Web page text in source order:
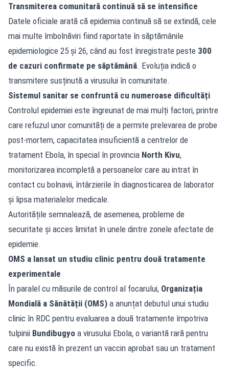
Transmiterea comunitară continuă să se intensifice
Datele oficiale arată că epidemia continuă să se extindă, cele
mai multe îmbolnăviri fiind raportate în săptămânile
epidemiologice 25 și 26, când au fost înregistrate peste 300
de cazuri confirmate pe săptămână. Evoluția indică o
transmitere susținută a virusului în comunitate.
Sistemul sanitar se confruntă cu numeroase dificultăți
Controlul epidemiei este îngreunat de mai mulți factori, printre
care refuzul unor comunități de a permite prelevarea de probe
post-mortem, capacitatea insuficientă a centrelor de
tratament Ebola, în special în provincia North Kivu,
monitorizarea incompletă a persoanelor care au intrat în
contact cu bolnavii, întârzierile în diagnosticarea de laborator
și lipsa materialelor medicale.
Autoritățile semnalează, de asemenea, probleme de
securitate și acces limitat în unele dintre zonele afectate de
epidemie.
OMS a lansat un studiu clinic pentru două tratamente
experimentale
În paralel cu măsurile de control al focarului, Organizația
Mondială a Sănătății (OMS) a anunțat debutul unui studiu
clinic în RDC pentru evaluarea a două tratamente împotriva
tulpinii Bundibugyo a virusului Ebola, o variantă rară pentru
care nu există în prezent un vaccin aprobat sau un tratament
specific.